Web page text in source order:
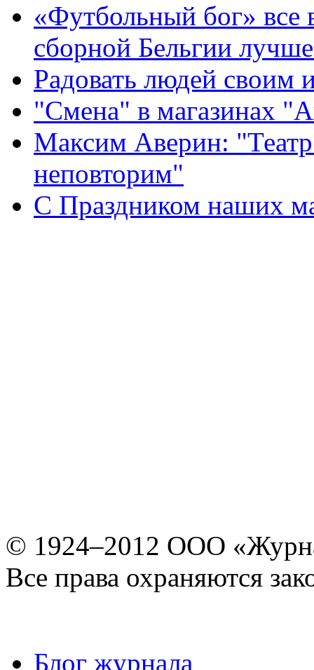
«Футбольный бог» все
сборной Бельгии
Радовать людей своим
"Смена" в магазинах
Максим Аверин:
неповторим"
С Праздником наших
© 1924–2012 ООО
Все права охраняются
Блог журнала